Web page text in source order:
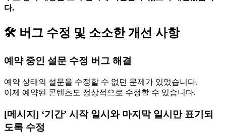
다.
🛠️ 버그 수정 및 소소한 개선 사항
예약 중인 설문 수정 버그 해결
예약 상태의 설문을 수정할 수 없던 문제가 있었습니다.
이제 예약된 콘텐츠도 정상적으로 수정할 수 있습니다.
[메시지] ‘기간’ 시작 일시와 마지막 일시만 표기되
도록 수정